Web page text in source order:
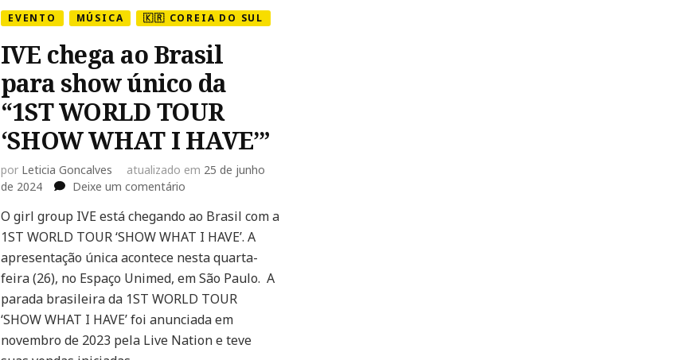
EVENTO MÚSICA 🇰🇷 COREIA DO SUL
IVE chega ao Brasil
para show único da
“1ST WORLD TOUR
‘SHOW WHAT I HAVE’”
por Leticia Goncalves atualizado em 25 de junho
de 2024
Deixe um comentárioem
chega
ao
Brasil
show
único
da
“1ST
O girl group IVE está chegando ao Brasil com a
1ST WORLD TOUR ‘SHOW WHAT I HAVE’. A
apresentação única acontece nesta quarta-
feira (26), no Espaço Unimed, em São Paulo. A
parada brasileira da 1ST WORLD TOUR
‘SHOW WHAT I HAVE’ foi anunciada em
novembro de 2023 pela Live Nation e teve